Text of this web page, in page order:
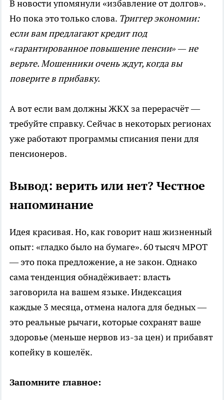
В новости упомянули «избавление от долгов».
Но пока это только слова. Триггер экономии:
если вам предлагают кредит под
«гарантированное повышение пенсии» — не
верьте. Мошенники очень ждут, когда вы
поверите в прибавку.
А вот если вам должны ЖКХ за перерасчёт —
требуйте справку. Сейчас в некоторых регионах
уже работают программы списания пени для
пенсионеров.
Вывод: верить или нет? Честное
напоминание
Идея красивая. Но, как говорит наш жизненный
опыт: «гладко было на бумаге». 60 тысяч МРОТ
— это пока предложение, а не закон. Однако
сама тенденция обнадёживает: власть
заговорила на вашем языке. Индексация
каждые 3 месяца, отмена налога для бедных —
это реальные рычаги, которые сохранят ваше
здоровье (меньше нервов из-за цен) и прибавят
копейку в кошелёк.
Запомните главное: